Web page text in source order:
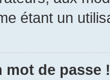
étant un
mot de passe !